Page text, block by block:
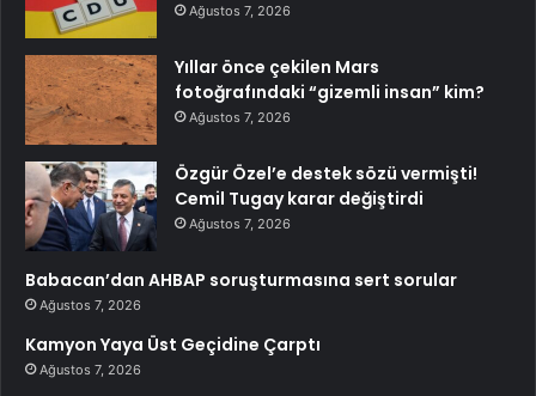
Ağustos 7, 2026
Yıllar önce çekilen Mars
fotoğrafındaki “gizemli insan” kim?
Ağustos 7, 2026
Özgür Özel’e destek sözü vermişti!
Cemil Tugay karar değiştirdi
Ağustos 7, 2026
Babacan’dan AHBAP soruşturmasına sert sorular
Ağustos 7, 2026
Kamyon Yaya Üst Geçidine Çarptı
Ağustos 7, 2026